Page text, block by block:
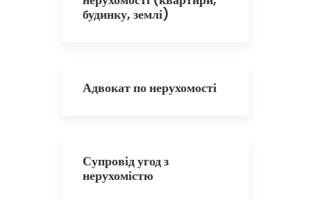
будинку, землі)
Адвокат по нерухомості
Супровід угод з
нерухомістю